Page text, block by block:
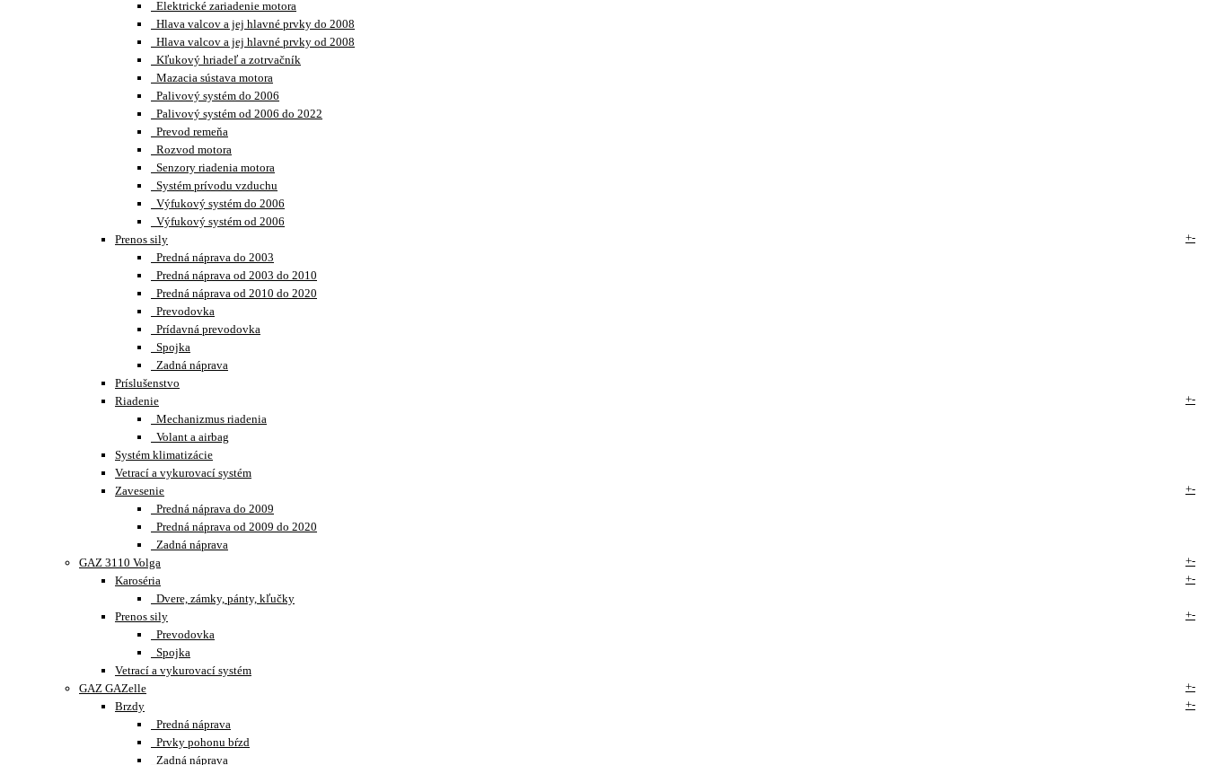
Elektrické zariadenie motora
Hlava valcov a jej hlavné prvky do 2008
Hlava valcov a jej hlavné prvky od 2008
Kľukový hriadeľ a zotrvačník
Mazacia sústava motora
Palivový systém do 2006
Palivový systém od 2006 do 2022
Prevod remeňa
Rozvod motora
Senzory riadenia motora
Systém prívodu vzduchu
Výfukový systém do 2006
Výfukový systém od 2006
Prenos sily
+-
Predná náprava do 2003
Predná náprava od 2003 do 2010
Predná náprava od 2010 do 2020
Prevodovka
Prídavná prevodovka
Spojka
Zadná náprava
Príslušenstvo
Riadenie
+-
Mechanizmus riadenia
Volant a airbag
Systém klimatizácie
Vetrací a vykurovací systém
Zavesenie
+-
Predná náprava do 2009
Predná náprava od 2009 do 2020
Zadná náprava
GAZ 3110 Volga
+-
Karoséria
+-
Dvere, zámky, pánty, kľučky
Prenos sily
+-
Prevodovka
Spojka
Vetrací a vykurovací systém
GAZ GAZelle
+-
Brzdy
+-
Predná náprava
Prvky pohonu bŕzd
Zadná náprava